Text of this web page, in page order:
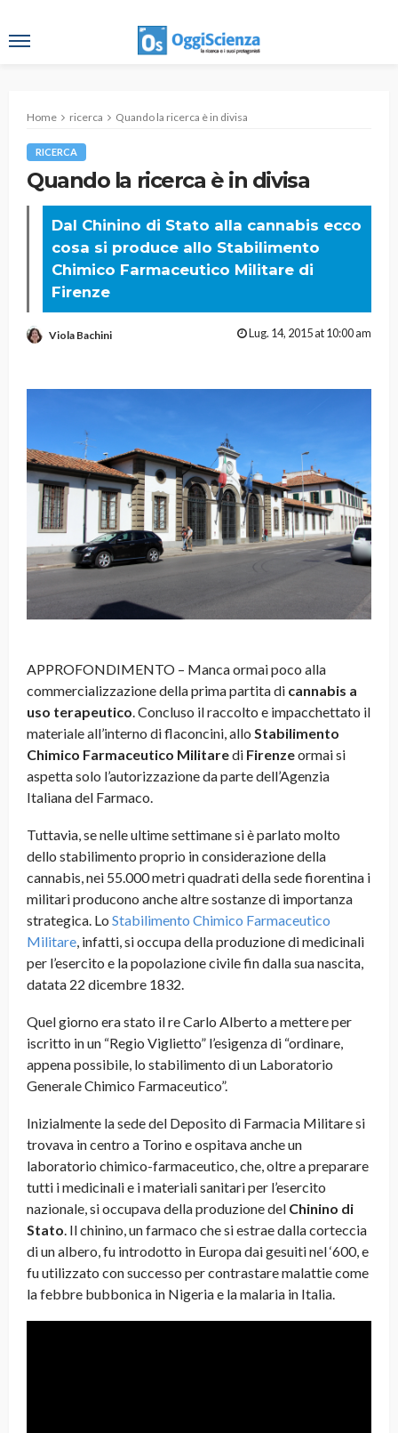
Home ricerca Quando la ricerca è in divisa
RICERCA
Quando la ricerca è in divisa
Dal Chinino di Stato alla cannabis ecco
cosa si produce allo Stabilimento
Chimico Farmaceutico Militare di
Firenze
Viola Bachini Lug. 14, 2015 at 10:00 am
APPROFONDIMENTO – Manca ormai poco alla
commercializzazione della prima partita di cannabis a
uso terapeutico. Concluso il raccolto e impacchettato il
materiale all’interno di flaconcini, allo Stabilimento
Chimico Farmaceutico Militaredi Firenzeormai si
aspetta solo l’autorizzazione da parte dell’Agenzia
Italiana del Farmaco.
Tuttavia, se nelle ultime settimane si è parlato molto
dello stabilimento proprio in considerazione della
cannabis, nei 55.000 metri quadrati della sede fiorentina i
militari producono anche altre sostanze di importanza
strategica. Lo Stabilimento Chimico Farmaceutico
Militare, infatti, si occupa della produzione di medicinali
per l’esercito e la popolazione civile fin dalla sua nascita,
datata 22 dicembre 1832.
Quel giorno era stato il re Carlo Alberto a mettere per
iscritto in un “Regio Viglietto” l’esigenza di “ordinare,
appena possibile, lo stabilimento di un Laboratorio
Generale Chimico Farmaceutico”.
Inizialmente la sede del Deposito di Farmacia Militare si
trovava in centro a Torino e ospitava anche un
laboratorio chimico-farmaceutico, che, oltre a preparare
tutti i medicinali e i materiali sanitari per l’esercito
nazionale, si occupava della produzione del Chinino di
Stato. Il chinino, un farmaco che si estrae dalla corteccia
di un albero, fu introdotto in Europa dai gesuiti nel ‘600, e
fu utilizzato con successo per contrastare malattie come
la febbre bubbonica in Nigeria e la malaria in Italia.